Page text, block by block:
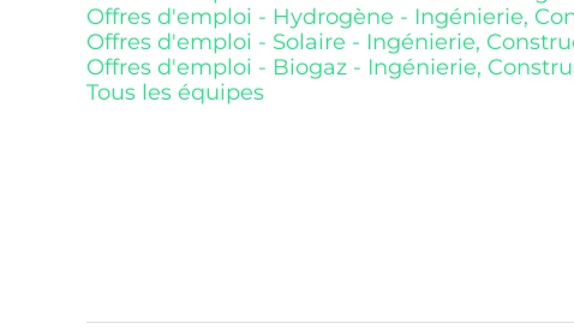
Offres d'emploi - Hydrogène - Ingénierie,
Offres d'emploi - Solaire - Ingénierie,
Offres d'emploi - Biogaz - Ingénierie,
Tous les équipes